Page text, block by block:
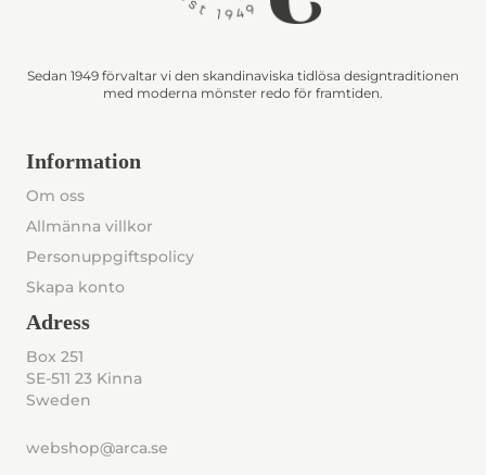
Sedan 1949 förvaltar vi den skandinaviska tidlösa designtraditionen
med moderna mönster redo för framtiden.
Information
Om oss
Allmänna villkor
Personuppgiftspolicy
Skapa konto
Adress
Box 251
SE-511 23 Kinna
Sweden
webshop@arca.se